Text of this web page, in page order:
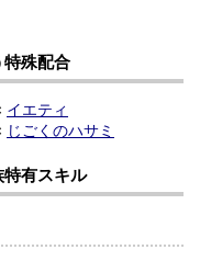
特殊配合
イエティ
じごくのハサミ
有スキル